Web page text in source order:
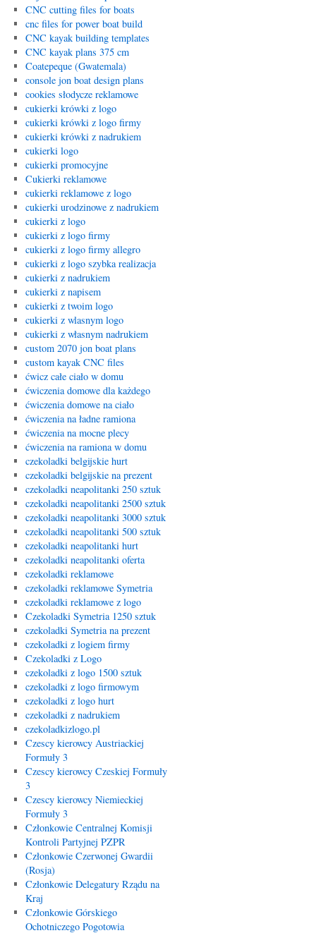
CNC cutting files for boats
cnc files for power boat build
CNC kayak building templates
CNC kayak plans 375 cm
Coatepeque (Gwatemala)
console jon boat design plans
cookies słodycze reklamowe
cukierki krówki z logo
cukierki krówki z logo firmy
cukierki krówki z nadrukiem
cukierki logo
cukierki promocyjne
Cukierki reklamowe
cukierki reklamowe z logo
cukierki urodzinowe z nadrukiem
cukierki z logo
cukierki z logo firmy
cukierki z logo firmy allegro
cukierki z logo szybka realizacja
cukierki z nadrukiem
cukierki z napisem
cukierki z twoim logo
cukierki z wlasnym logo
cukierki z własnym nadrukiem
custom 2070 jon boat plans
custom kayak CNC files
ćwicz całe ciało w domu
ćwiczenia domowe dla każdego
ćwiczenia domowe na ciało
ćwiczenia na ładne ramiona
ćwiczenia na mocne plecy
ćwiczenia na ramiona w domu
czekoladki belgijskie hurt
czekoladki belgijskie na prezent
czekoladki neapolitanki 250 sztuk
czekoladki neapolitanki 2500 sztuk
czekoladki neapolitanki 3000 sztuk
czekoladki neapolitanki 500 sztuk
czekoladki neapolitanki hurt
czekoladki neapolitanki oferta
czekoladki reklamowe
czekoladki reklamowe Symetria
czekoladki reklamowe z logo
Czekoladki Symetria 1250 sztuk
czekoladki Symetria na prezent
czekoladki z logiem firmy
Czekoladki z Logo
czekoladki z logo 1500 sztuk
czekoladki z logo firmowym
czekoladki z logo hurt
czekoladki z nadrukiem
czekoladkizlogo.pl
Czescy kierowcy Austriackiej
Formuły 3
Czescy kierowcy Czeskiej Formuły
3
Czescy kierowcy Niemieckiej
Formuły 3
Członkowie Centralnej Komisji
Kontroli Partyjnej PZPR
Członkowie Czerwonej Gwardii
(Rosja)
Członkowie Delegatury Rządu na
Kraj
Członkowie Górskiego
Ochotniczego Pogotowia